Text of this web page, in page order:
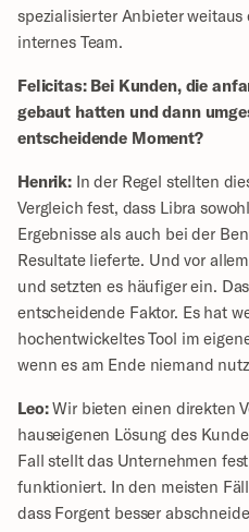
spezialisierter Anbieter weitaus
internes Team.
Felicitas: Bei Kunden, die
gebaut hatten und dann
entscheidende Moment?
Henrik: In der Regel stellten
Vergleich fest, dass Libra
Ergebnisse als auch bei der
Resultate lieferte. Und vor
und setzten es häufiger ein.
entscheidende Faktor. Es hat
hochentwickeltes Tool im
wenn es am Ende niemand
Leo: Wir bieten einen direkten
hauseigenen Lösung des
Fall stellt das Unternehmen
funktioniert. In den meisten
dass Forgent besser